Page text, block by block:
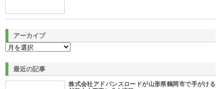
アーカイブ
最近の記事
株式会社アドバンスロードが山形県鶴岡市で手がける